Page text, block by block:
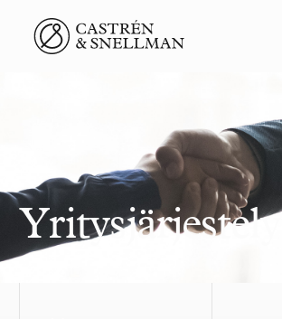
Front page
Yritysjärjestelyt